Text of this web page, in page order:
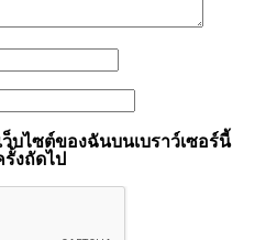
บไซต์ของฉันบนเบราว์เซอร์นี้
งถัดไป